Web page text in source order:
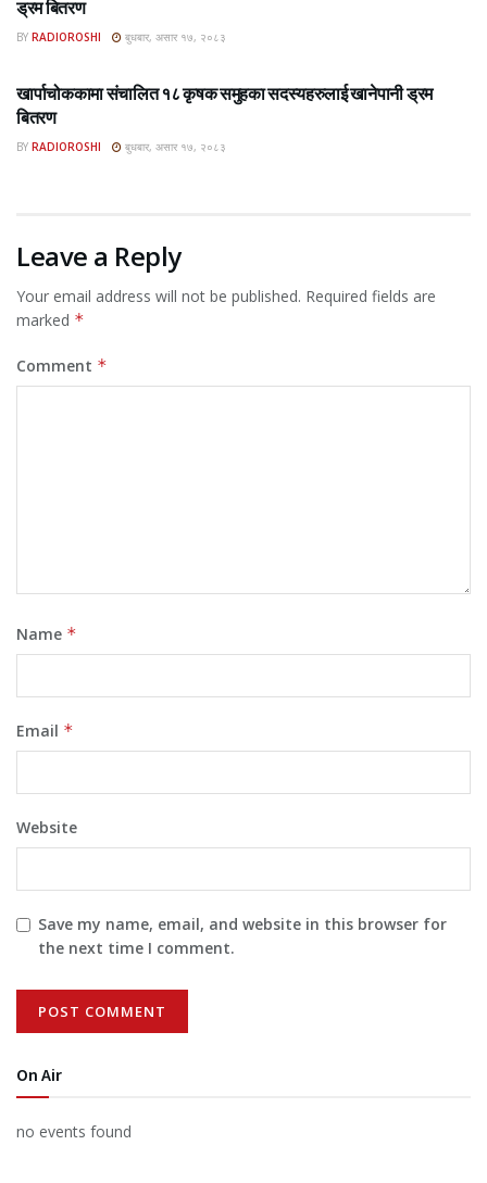
ड्रम बितरण
BY RADIOROSHI बुधबार, असार १७, २०८३
खार्पाचोककामा संचालित १८ कृषक समुहका सदस्यहरुलाई खानेपानी ड्रम
बितरण
BY RADIOROSHI बुधबार, असार १७, २०८३
Leave a Reply
Your email address will not be published. Required fields are
marked *
Comment *
Name *
Email *
Website
Save my name, email, and website in this browser for
the next time I comment.
On Air
no events found